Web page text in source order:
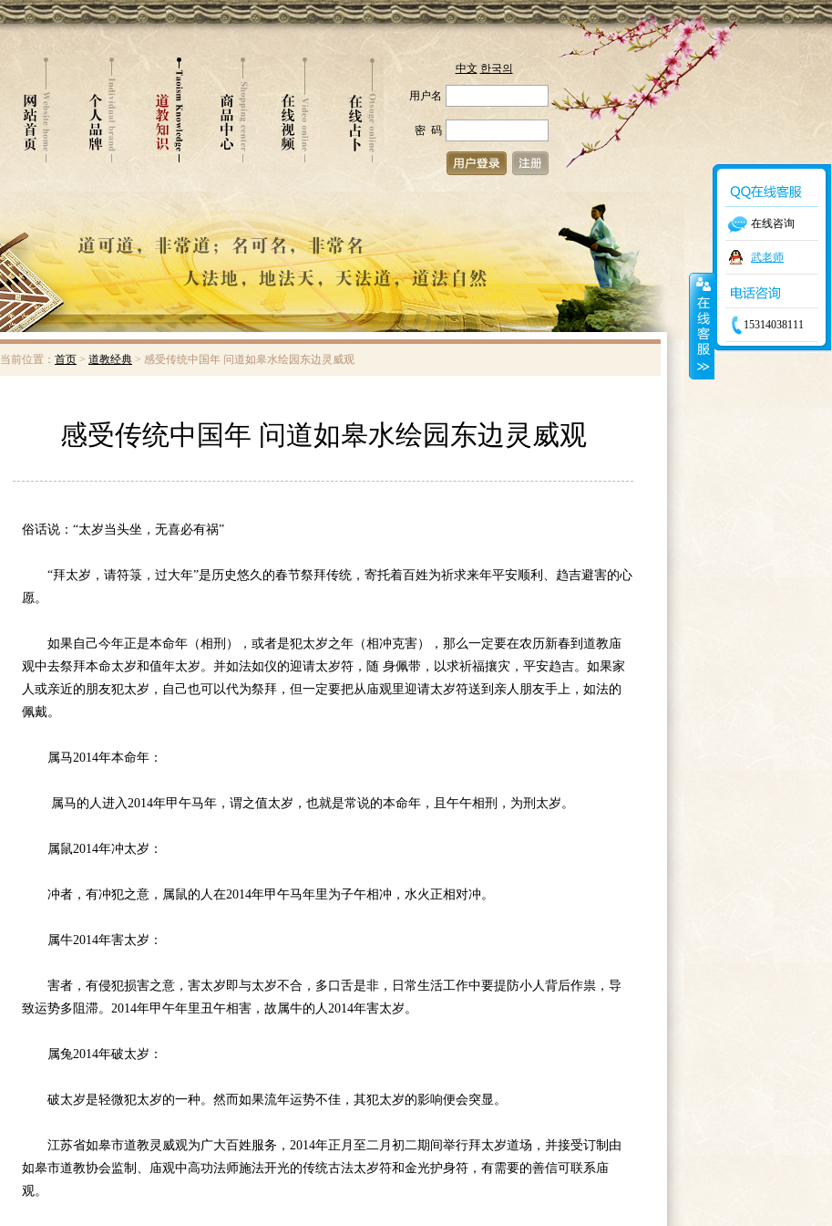
中文 한국의
用户名
密 码
当前位置： 首页 > 道教经典 > 感受传统中国年 问道如皋水绘园东边灵威观
感受传统中国年 问道如皋水绘园东边灵威观
俗话说：“太岁当头坐，无喜必有祸”
“拜太岁，请符箓，过大年”是历史悠久的春节祭拜传统，寄托着百姓为祈求来年平安顺利、趋吉避害的心
愿。
如果自己今年正是本命年（相刑），或者是犯太岁之年（相冲克害），那么一定要在农历新春到道教庙
观中去祭拜本命太岁和值年太岁。并如法如仪的迎请太岁符，随 身佩带，以求祈福攘灾，平安趋吉。如果家
人或亲近的朋友犯太岁，自己也可以代为祭拜，但一定要把从庙观里迎请太岁符送到亲人朋友手上，如法的
佩戴。
属马2014年本命年：
属马的人进入2014年甲午马年，谓之值太岁，也就是常说的本命年，且午午相刑，为刑太岁。
属鼠2014年冲太岁：
冲者，有冲犯之意，属鼠的人在2014年甲午马年里为子午相冲，水火正相对冲。
属牛2014年害太岁：
害者，有侵犯损害之意，害太岁即与太岁不合，多口舌是非，日常生活工作中要提防小人背后作祟，导
致运势多阻滞。2014年甲午年里丑午相害，故属牛的人2014年害太岁。
属兔2014年破太岁：
破太岁是轻微犯太岁的一种。然而如果流年运势不佳，其犯太岁的影响便会突显。
江苏省如皋市道教灵威观为广大百姓服务，2014年正月至二月初二期间举行拜太岁道场，并接受订制由
如皋市道教协会监制、庙观中高功法师施法开光的传统古法太岁符和金光护身符，有需要的善信可联系庙
观。
在线咨询
武老师
15314038111